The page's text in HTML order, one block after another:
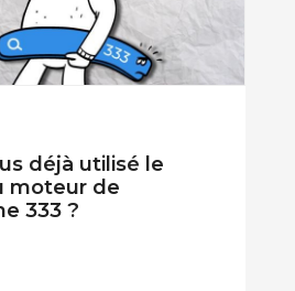
déjà utilisé le
moteur de
333 ?